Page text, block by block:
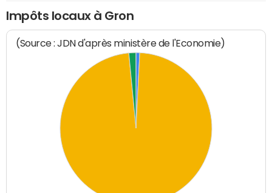
Impôts locaux à Gron
(Source : JDN d'après ministère de l'Economie)